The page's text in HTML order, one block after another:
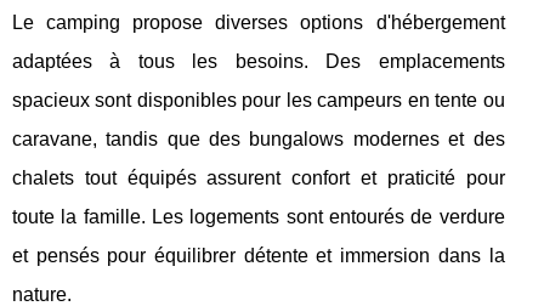
Le camping propose diverses options d'hébergement
adaptées à tous les besoins. Des emplacements
spacieux sont disponibles pour les campeurs en tente ou
caravane, tandis que des bungalows modernes et des
chalets tout équipés assurent confort et praticité pour
toute la famille. Les logements sont entourés de verdure
et pensés pour équilibrer détente et immersion dans la
nature.